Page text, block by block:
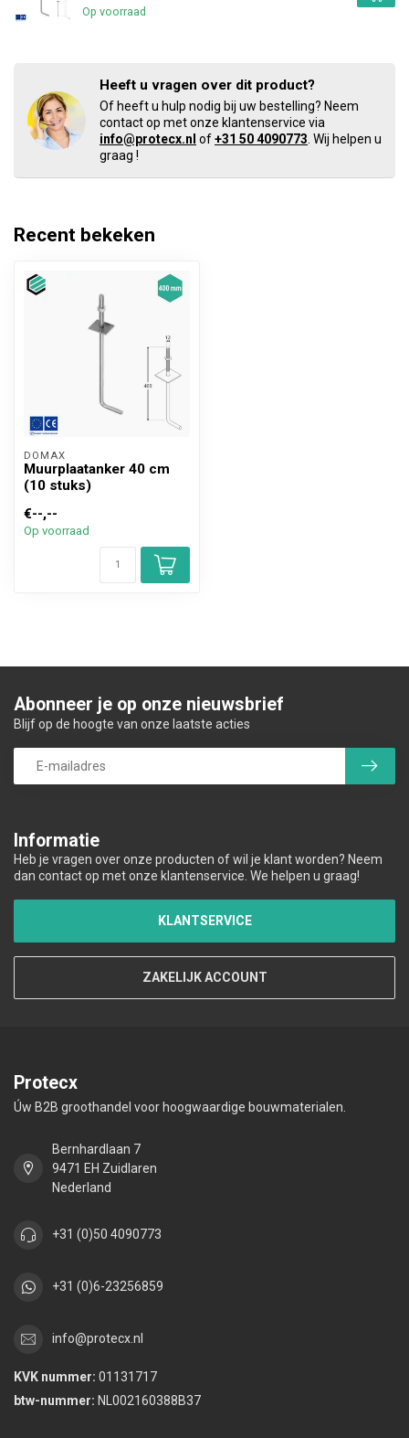
Op voorraad
Heeft u vragen over dit product?
Of heeft u hulp nodig bij uw bestelling? Neem
contact op met onze klantenservice via
info@protecx.nl of+31 50 4090773 . Wij helpen u
graag !
Recent bekeken
DOMAX
Muurplaatanker 40 cm
(10 stuks)
€--,--
Op voorraad
Informatie
Heb je vragen over onze producten of wil je klant worden? Neem
dan contact op met onze klantenservice. We helpen u graag!
KLANTSERVICE
ZAKELIJK ACCOUNT
Abonneer je op onze nieuwsbrief
Blijf op de hoogte van onze laatste acties
Protecx
Úw B2B groothandel voor hoogwaardige bouwmaterialen.
Bernhardlaan 7
9471 EH Zuidlaren
Nederland
+31 (0)50 4090773
+31 (0)6-23256859
info@protecx.nl
KVK nummer: 01131717
btw-nummer: NL002160388B37